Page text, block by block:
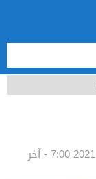
- آخر